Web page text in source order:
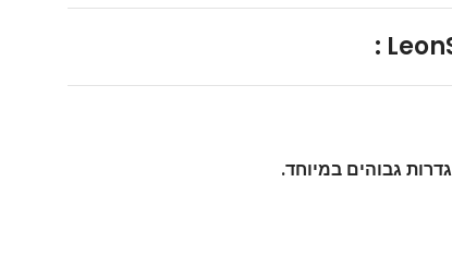
גבוהים במיוחד.